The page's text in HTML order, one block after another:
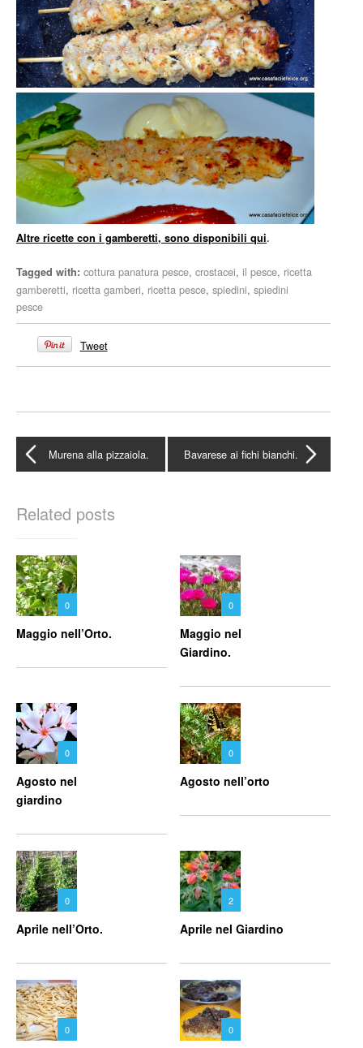
Altre ricette con i gamberetti, sono disponibili qui.
Tagged with: cottura panatura pesce, crostacei, il pesce, ricetta
gamberetti, ricetta gamberi, ricetta pesce, spiedini, spiedini
pesce
Tweet
Bavarese ai fichi bianchi.
Murena alla pizzaiola.
Related posts
0
Maggio nell’Orto.
0
Maggio nel
Giardino.
0
Agosto nel
giardino
0
Agosto nell’orto
0
Aprile nell’Orto.
2
Aprile nel Giardino
0 0